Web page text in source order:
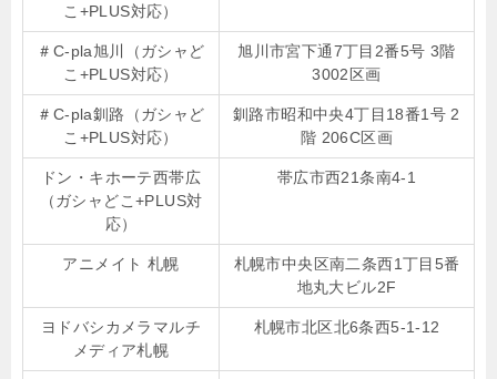
こ+PLUS対応）
＃C-pla旭川（ガシャど
こ+PLUS対応）
旭川市宮下通7丁目2番5号 3階
3002区画
＃C-pla釧路（ガシャど
こ+PLUS対応）
釧路市昭和中央4丁目18番1号 2
階 206C区画
ドン・キホーテ西帯広
（ガシャどこ+PLUS対
応）
帯広市西21条南4-1
アニメイト 札幌
札幌市中央区南二条西1丁目5番
地丸大ビル2F
ヨドバシカメラマルチ
メディア札幌
札幌市北区北6条西5-1-12